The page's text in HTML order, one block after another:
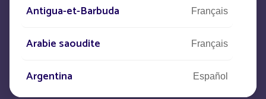
Estamos a su disposición para
Antigua-et-Barbuda Français
Arabie saoudite Français
Argentina Español